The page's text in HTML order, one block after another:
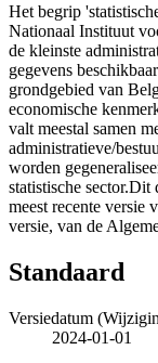
Het begrip
Nationaal Instituut
de kleinste
gegevens
grondgebied van
economische
valt meestal samen
administratieve/
worden
statistische sector.Dit
meest recente versie
versie, van de
Standaard
Versiedatum
2024-01-01